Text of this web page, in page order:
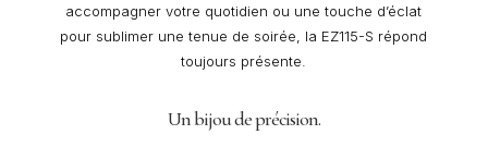
accompagner votre quotidien ou une touche d’éclat
pour sublimer une tenue de soirée, la EZ115-S répond
toujours présente.
Un bijou de précision.